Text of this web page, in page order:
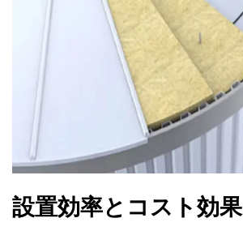
設置効率とコスト効果